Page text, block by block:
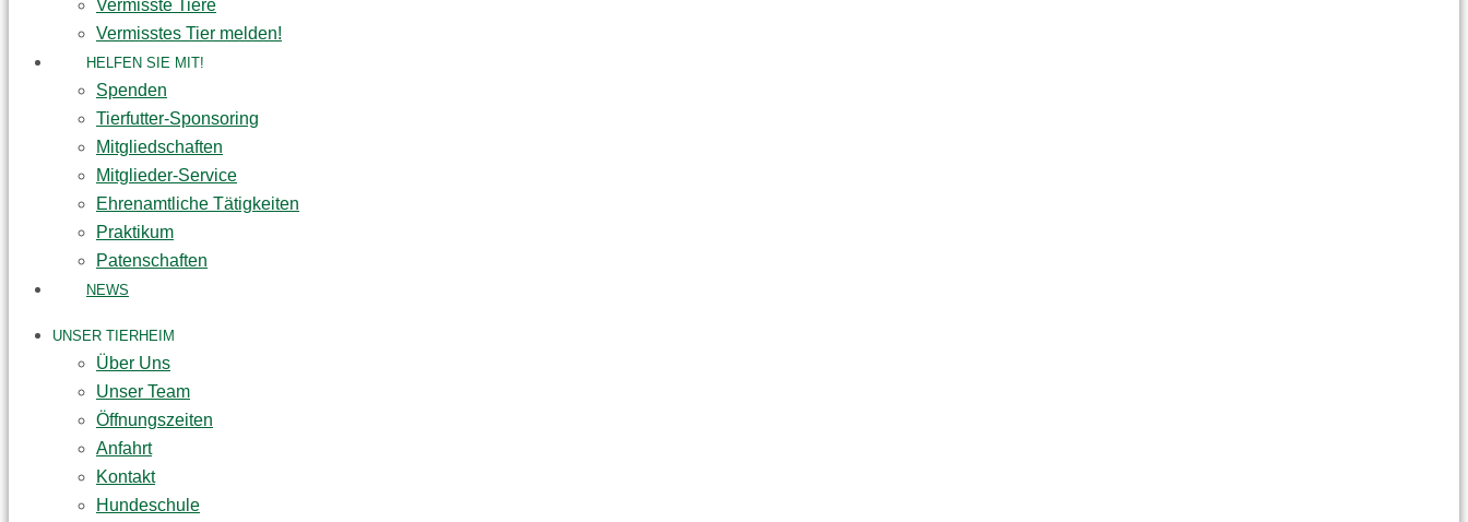
Vermisste Tiere
Vermisstes Tier melden!
HELFEN SIE MIT!
Spenden
Tierfutter-Sponsoring
Mitgliedschaften
Mitglieder-Service
Ehrenamtliche Tätigkeiten
Praktikum
Patenschaften
NEWS
UNSER TIERHEIM
Über Uns
Unser Team
Öffnungszeiten
Anfahrt
Kontakt
Hundeschule